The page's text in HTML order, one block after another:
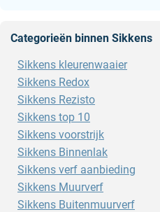
Categorieën binnen Sikkens
Sikkens kleurenwaaier
Sikkens Redox
Sikkens Rezisto
Sikkens top 10
Sikkens voorstrijk
Sikkens Binnenlak
Sikkens verf aanbieding
Sikkens Muurverf
Sikkens Buitenmuurverf